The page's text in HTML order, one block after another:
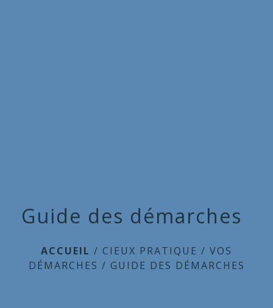
Guide des démarches
ACCUEIL / CIEUX PRATIQUE / VOS
DÉMARCHES / GUIDE DES DÉMARCHES